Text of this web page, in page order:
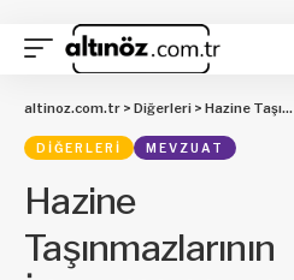
altinoz.com.tr > Diğerleri > Hazine Taşınmazlarının İdaresi Hakkında Yönetmelikte Değişiklik Yapılmasına Dair Yönetmelik
DIĞERLERI MEVZUAT
Hazine
Taşınmazlarının